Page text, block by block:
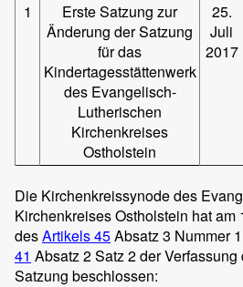
1
Erste Satzung zur
Änderung der Satzung
für das
Kindertagesstättenwerk
des Evangelisch-
Lutherischen
Kirchenkreises
Ostholstein
25.
Juli
2017
Die Kirchenkreissynode des
Kirchenkreises Ostholstein hat am
desArtikels 45Absatz 3 Nummer
41 Absatz 2 Satz 2 der
Satzung beschlossen: